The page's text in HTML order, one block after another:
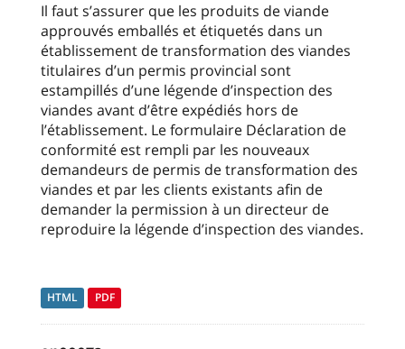
Il faut s’assurer que les produits de viande
approuvés emballés et étiquetés dans un
établissement de transformation des viandes
titulaires d’un permis provincial sont
estampillés d’une légende d’inspection des
viandes avant d’être expédiés hors de
l’établissement. Le formulaire Déclaration de
conformité est rempli par les nouveaux
demandeurs de permis de transformation des
viandes et par les clients existants afin de
demander la permission à un directeur de
reproduire la légende d’inspection des viandes.
HTML PDF